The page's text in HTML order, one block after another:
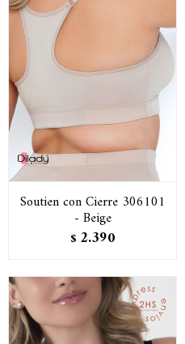
Soutien con Cierre 306101
- Beige
$ 2.390